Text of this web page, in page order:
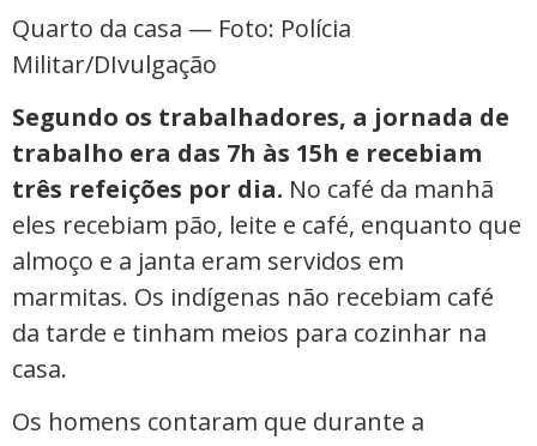
Quarto da casa — Foto: Polícia
Militar/DIvulgação
Segundo os trabalhadores, a jornada de
trabalho era das 7h às 15h e recebiam
três refeições por dia. No café da manhã
eles recebiam pão, leite e café, enquanto que
almoço e a janta eram servidos em
marmitas. Os indígenas não recebiam café
da tarde e tinham meios para cozinhar na
casa.
Os homens contaram que durante a